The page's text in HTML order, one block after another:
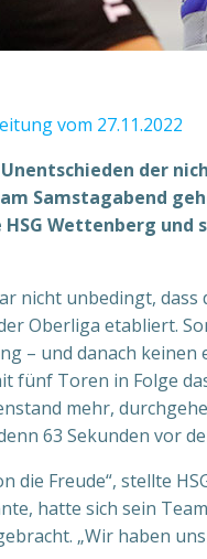
vom 27.11.2022
der
Samstagabend
HSG Wettenberg
nicht unbedingt,
Oberliga etabliert.
– und danach
fünf Toren in Folge
mehr,
63 Sekunden vor
die Freude“, stellte
hatte sich sein
„Wir haben